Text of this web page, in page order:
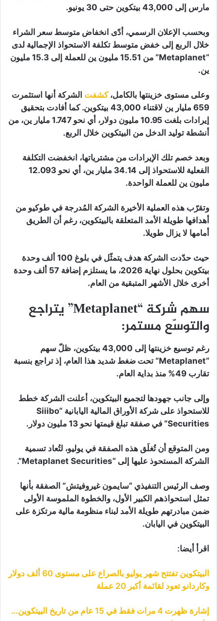
مارس إلى 43,000 بيتكوين حتى 30 يونيو.
وبحسب الإعلان الرسمي، أدّى انخفاض متوسط سعر الشراء
خلال الربع إلى خفض متوسط تكلفة الاستحواذ الإجمالية لدى
“Metaplanet” من 15.51 مليون ين للعملة إلى 15.3 مليون
ين.
وعلى مستوى خزينتها بالكامل،كشفت الشركة أنها استثمرت
659 مليار ين لاقتناء 43,000 بيتكوين. كما أفادت بتحقيق
إيرادات بلغت 10.95 مليون دولار، أي نحو 1.747 مليار ين، من
أنشطة توليد الدخل من البيتكوين خلال الربع.
وبعد خصم تلك الإيرادات من مشترياتها، انخفضت التكلفة
الفعلية للاستحواذ إلى 34.14 مليار ين، أي نحو 12.093
مليون ين للعملة الواحدة.
وتقرّب هذه العملية الأخيرة الشركة المُدرجة في طوكيو من
أهدافها طويلة الأمد المتعلقة بالبيتكوين، رغم أن الطريق
أمامها لا يزال طويلا.
حيث حدّدت الشركة هدف يتمثّل في بلوغ 100 ألف وحدة
بيتكوين بحلول نهاية 2026، ما يستلزم إضافة 57 ألف وحدة
أخرى خلال الأشهر المتبقية من العام.
سهم شركة “Metaplanet” يتراجع
والتوسّع مستمر:
رغم توسيع خزينتها إلى 43,000 بيتكوين، ظلّ سهم
“Metaplanet” تحت ضغط شديد هذا العام، إذ تراجع بنسبة
تقارب 49% منذ بداية العام.
وإلى جانب جهودها لتجميع البيتكوين، أعلنت الشركة خطط
للاستحواذ على شركة الأوراق المالية اليابانية “Siiibo
Securities” في صفقة تبلغ قيمتها نحو 13 مليون دولار.
ومن المتوقع أن تُغلَق هذه الصفقة في يوليو، لتُعاد تسمية
الشركة المستحوذ عليها إلى “Metaplanet Securities”.
وصف الرئيس التنفيذي “سايمون غيروفيتش” الصفقة بأنها
تمثل استحواذهم الكبير الأول، والخطوة الملموسة الأولى
ضمن مبادرتهم طويلة الأمد لبناء منظومة مالية مرتكزة على
البيتكوين في اليابان.
اقرأ أيضا:
البيتكوين تفتتح شهر يوليو بالصراع على مستوى 60 ألف دولار
وكاردانو تعود لقائمة أكبر 20 عملة
إشارة ظهرت 4 مرات فقط في 15 عام من تاريخ البيتكوين…